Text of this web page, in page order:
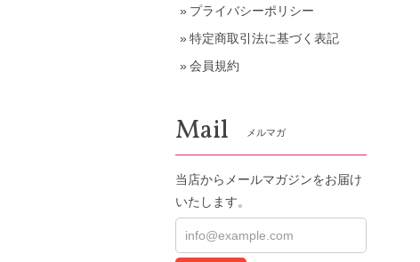
プライバシーポリシー
特定商取引法に基づく表記
会員規約
Mail メルマガ
当店からメールマガジンをお届け
いたします。